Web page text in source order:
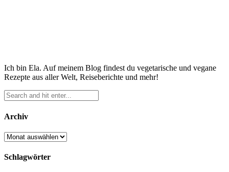
Ich bin Ela. Auf meinem Blog findest du vegetarische und vegane
Rezepte aus aller Welt, Reiseberichte und mehr!
Archiv
Archiv
Schlagwörter